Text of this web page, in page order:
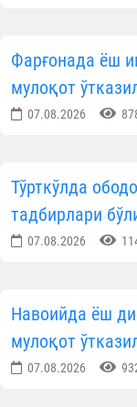
Фарғонада ёш
мулоқот
07.08.2026
Тўрткўлда
тадбирлари
07.08.2026
Навоийда ёш
мулоқот
07.08.2026